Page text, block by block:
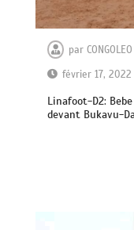
parCONGOLEO
février 17, 2022
Linafoot-D2:
devant Bukavu-